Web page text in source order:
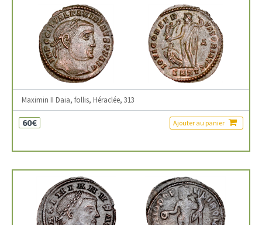
Maximin II Daia, follis, Héraclée, 313
60€ Ajouter au panier